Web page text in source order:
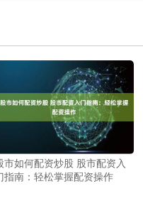
市如何配资炒股 股市配资入
指南：轻松掌握配资操作